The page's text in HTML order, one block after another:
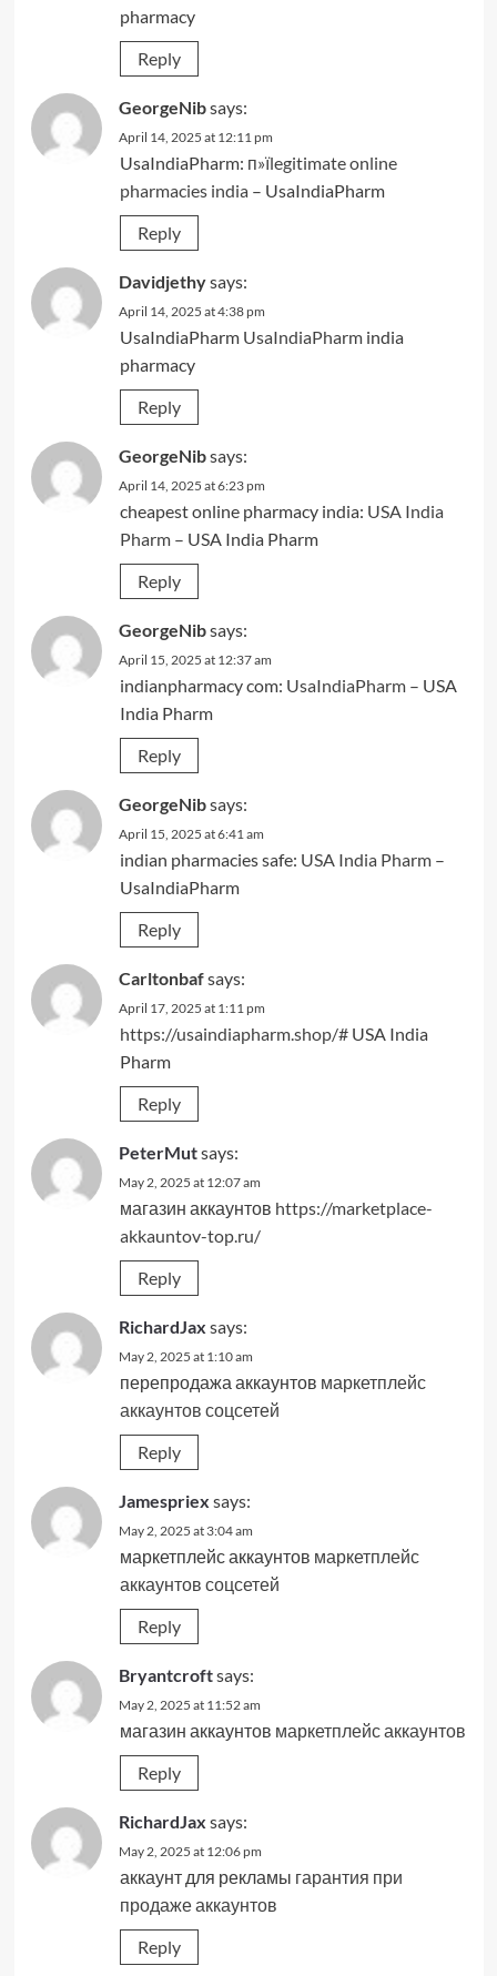
pharmacy
Reply
GeorgeNibsays:
April 14, 2025 at 12:11 pm
UsaIndiaPharm: п»їlegitimate online
pharmacies india– UsaIndiaPharm
Reply
Davidjethysays:
April 14, 2025 at 4:38 pm
UsaIndiaPharm UsaIndiaPharmindia
pharmacy
Reply
GeorgeNibsays:
April 14, 2025 at 6:23 pm
cheapest online pharmacy india: USA India
Pharm– USA India Pharm
Reply
GeorgeNibsays:
April 15, 2025 at 12:37 am
indianpharmacy com: UsaIndiaPharm– USA
India Pharm
Reply
GeorgeNibsays:
April 15, 2025 at 6:41 am
indian pharmacies safe: USA India Pharm–
UsaIndiaPharm
Reply
Carltonbafsays:
April 17, 2025 at 1:11 pm
https://usaindiapharm.shop/#USA India
Pharm
Reply
PeterMutsays:
May 2, 2025 at 12:07 am
магазин аккаунтов https://marketplace-
akkauntov-top.ru/
Reply
RichardJax says:
May 2, 2025 at 1:10 am
перепродажа аккаунтов маркетплейс
аккаунтов соцсетей
Reply
Jamespriex says:
May 2, 2025 at 3:04 am
маркетплейс аккаунтов маркетплейс
аккаунтов соцсетей
Reply
Bryantcroftsays:
May 2, 2025 at 11:52 am
магазин аккаунтов маркетплейс аккаунтов
Reply
RichardJax says:
May 2, 2025 at 12:06 pm
аккаунт для рекламы гарантия при
продаже аккаунтов
Reply